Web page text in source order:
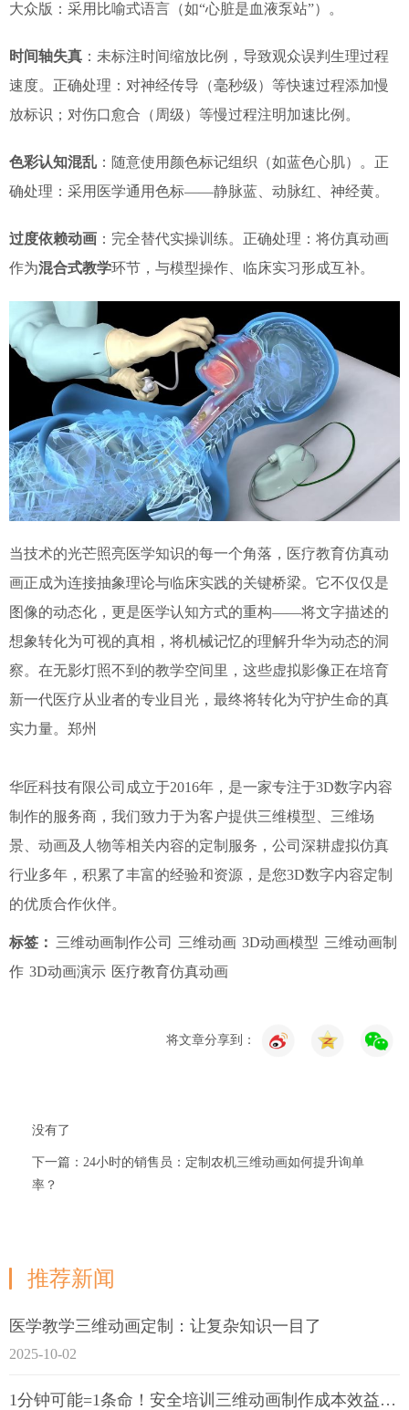
大众版：采用比喻式语言（如“心脏是血液泵站”）。
时间轴失真 ：未标注时间缩放比例，导致观众误判生理过程
速度。正确处理：对神经传导（毫秒级）等快速过程添加慢
放标识；对伤口愈合（周级）等慢过程注明加速比例。
色彩认知混乱 ：随意使用颜色标记组织（如蓝色心肌）。正
确处理：采用医学通用色标——静脉蓝、动脉红、神经黄。
过度依赖动画 ：完全替代实操训练。正确处理：将仿真动画
作为混合式教学环节，与模型操作、临床实习形成互补。
当技术的光芒照亮医学知识的每一个角落，医疗教育仿真动
画正成为连接抽象理论与临床实践的关键桥梁。它不仅仅是
图像的动态化，更是医学认知方式的重构——将文字描述的
想象转化为可视的真相，将机械记忆的理解升华为动态的洞
察。在无影灯照不到的教学空间里，这些虚拟影像正在培育
新一代医疗从业者的专业目光，最终将转化为守护生命的真
实力量。郑州
华匠科技有限公司成立于2016年，是一家专注于3D数字内容
制作的服务商，我们致力于为客户提供三维模型、三维场
景、动画及人物等相关内容的定制服务，公司深耕虚拟仿真
行业多年，积累了丰富的经验和资源，是您3D数字内容定制
的优质合作伙伴。
标签： 三维动画制作公司 三维动画 3D动画模型 三维动画制
作 3D动画演示 医疗教育仿真动画
将文章分享到：
没有了
下一篇：24小时的销售员：定制农机三维动画如何提升询单
率？
推荐新闻
医学教学三维动画定制：让复杂知识一目了
2025-10-02
1分钟可能=1条命！安全培训三维动画制作成本效益深度拆解